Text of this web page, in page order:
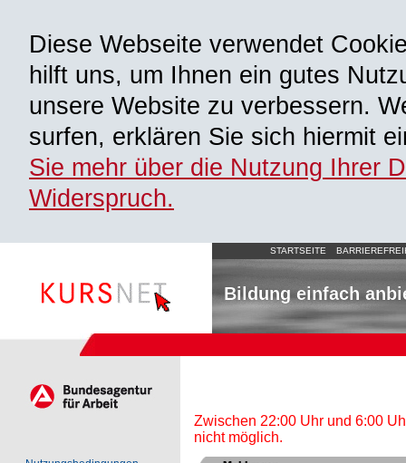
Diese Webseite verwendet
hilft uns, um Ihnen ein gutes
unsere Website zu verbessern.
surfen, erklären Sie sich hiermit
Sie mehr über die Nutzung Ihrer
Widerspruch.
STARTSEITE
Bildung einfach
Zwischen 22:00 Uhr und 6:00
nicht möglich.